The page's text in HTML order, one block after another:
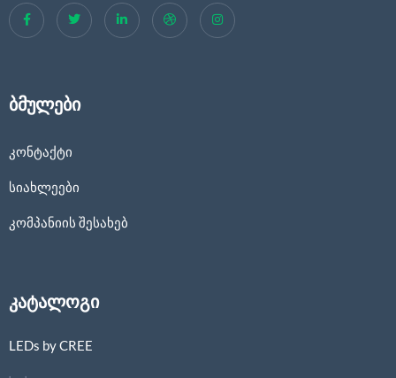
ბმულები
კონტაქტი
სიახლეები
კომპანიის შესახებ
კატალოგი
LEDs by CREE